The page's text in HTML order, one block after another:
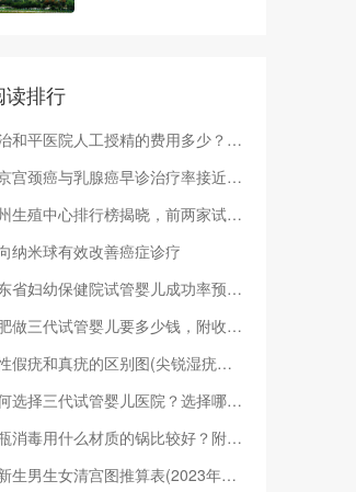
读排行
和平医院人工授精的费用多少？一次成功
宫颈癌与乳腺癌早诊治疗率接近100%
生殖中心排行榜揭晓，前两家试管婴儿成
纳米球有效改善癌症诊疗
省妇幼保健院试管婴儿成功率预估，做到
做三代试管婴儿要多少钱，附收费明细参
假疣和真疣的区别图(尖锐湿疣？别慌，
选择三代试管婴儿医院？选择哪家医院的
消毒用什么材质的锅比较好？附2023
生男生女清宫图推算表(2023年最新